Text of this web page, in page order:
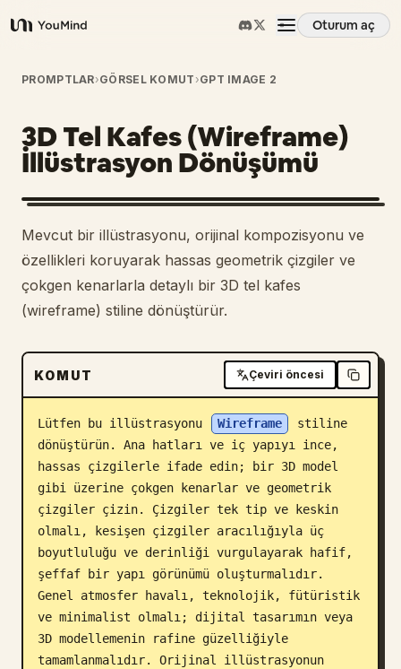
YouMind
Oturum aç
Genel Bakış
Kullanım Senaryoları
Beceriler
İstemler
Fiyatlandırma
İndir
Blog
Güncellemeler
PROMPTLAR›GÖRSEL KOMUT ›GPT IMAGE 2
3D Tel Kafes (Wireframe)
İllüstrasyon Dönüşümü
Mevcut bir illüstrasyonu, orijinal kompozisyonu ve
özellikleri koruyarak hassas geometrik çizgiler ve
çokgen kenarlarla detaylı bir 3D tel kafes
(wireframe) stiline dönüştürür.
KOMUT Çeviri öncesi
Lütfen bu illüstrasyonu Wireframe
stiline
dönüştürün. Ana hatları ve iç yapıyı ince,
hassas çizgilerle ifade edin; bir 3D model
gibi üzerine çokgen kenarlar ve geometrik
çizgiler çizin. Çizgiler tek tip ve keskin
olmalı, kesişen çizgiler aracılığıyla üç
boyutluluğu ve derinliği vurgulayarak hafif,
şeffaf bir yapı görünümü oluşturmalıdır.
Genel atmosfer havalı, teknolojik, fütüristik
ve minimalist olmalı; dijital tasarımın veya
3D modellemenin rafine güzelliğiyle
tamamlanmalıdır. Orijinal illüstrasyonun